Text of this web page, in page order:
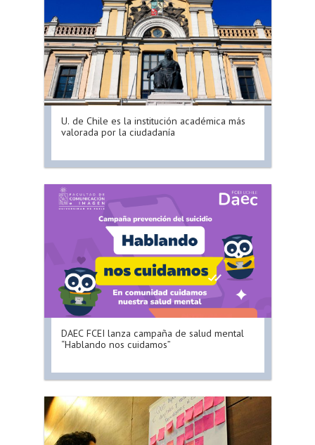
U. de Chile es la institución académica más
valorada por la ciudadanía
DAEC FCEI lanza campaña de salud mental
“Hablando nos cuidamos”